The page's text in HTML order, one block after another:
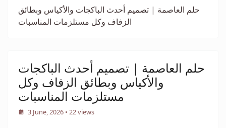
حلم العاصمة | تصميم أحدث الباكجات والأكياس وبطائق
الزفاف وكل مستلزمات المناسبات
حلم العاصمة | تصميم أحدث الباكجات
والأكياس وبطائق الزفاف وكل
مستلزمات المناسبات
3 June, 2026 • 22 views